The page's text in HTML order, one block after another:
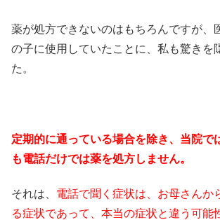
薬が処方できないのはもちろんですが、
の子に使用していたことに、私も驚きを
た。
定期的に通っている場合を除き、当院で
も電話だけでは薬を処方しません。
それは、 電話で聞く症状は、お母さんか
る症状であって、本当の症状と違う可能